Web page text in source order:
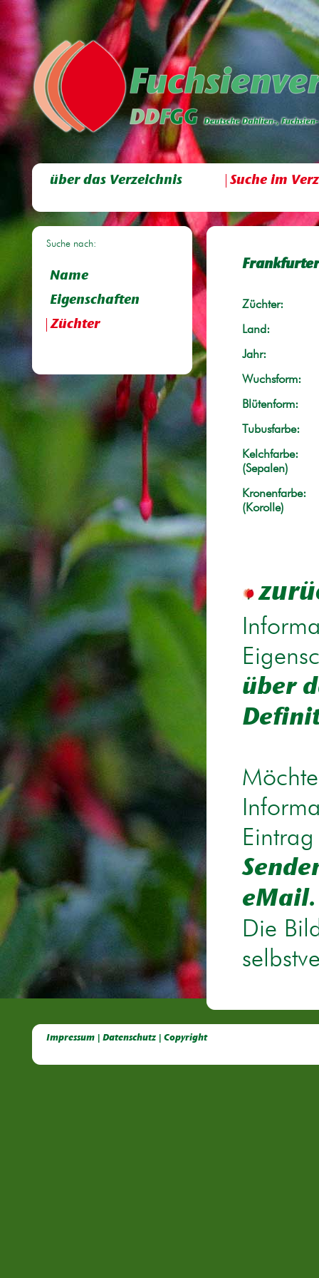
über das Verzeichnis Suche im
Suche nach:
Name
Eigenschaften
Züchter
Züchter:
Land:
Jahr:
Wuchsform:
Blütenform:
Tubusfarbe:
Kelchfarbe:
(Sepalen)
Kronenfarbe:
(Korolle)
über
eMail.
Die
Impressum | Datenschutz | Copyright